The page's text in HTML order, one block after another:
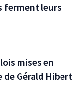
ferment leurs
mises en
de Gérald Hibert